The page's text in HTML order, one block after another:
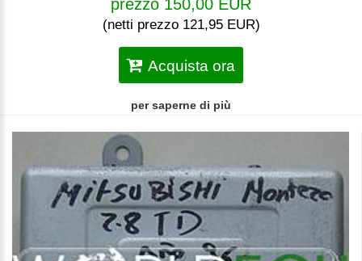
prezzo 150,00 EUR
(netti prezzo 121,95 EUR)
Acquista ora
per saperne di più